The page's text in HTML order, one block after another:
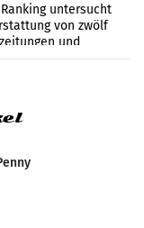
untersucht
von zwölf
und
und